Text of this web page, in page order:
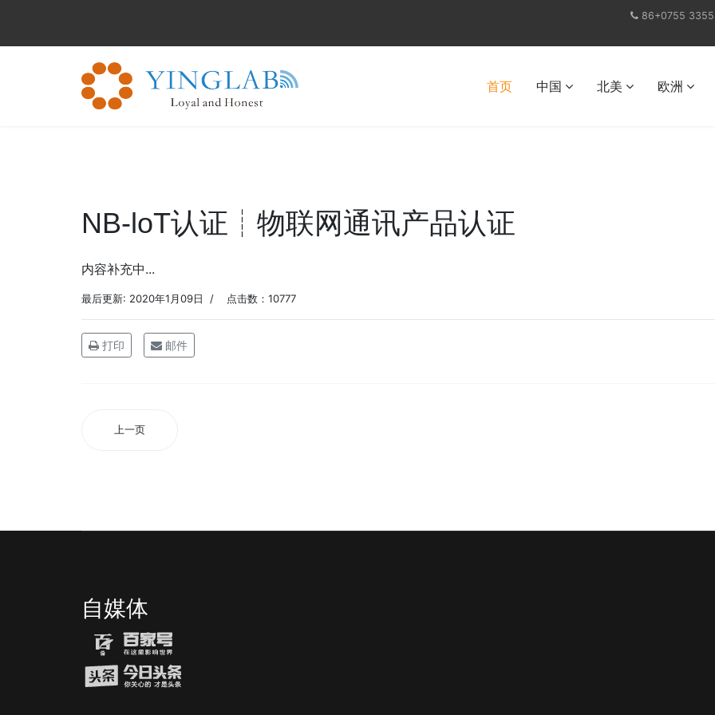
86+0755
首页 中国 北美 欧洲
NB-loT认证┊物联网通讯产品认证
内容补充中...
最后更新: 2020年1月09日 点击数：10777
打印 邮件
上一页
自媒体